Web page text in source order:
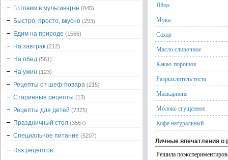
Яйцо
Мука
Сахар
Масло сливочное
Какао-порошок
Разрыхлитель теста
Маскарпоне
Молоко сгущенное
Кофе натуральный
Личные впечатления о
Решила
Готовим в мультиварке (845)
Быстро, просто, вкусно (293)
Едим на природе (1566)
На завтрак (212)
На обед (561)
На ужин (123)
Рецепты от шеф-повара (215)
Старинные рецепты (13)
Рецепты для детей (7375)
Праздничный стол (3567)
Специальное питание (5207)
Rss рецептов